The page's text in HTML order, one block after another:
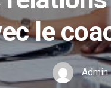
le
Admin